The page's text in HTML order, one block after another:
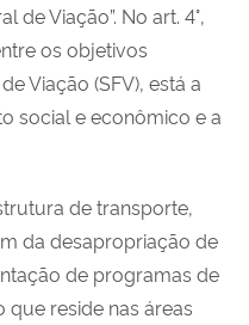
de Viação”. No art. 4°,
os objetivos
Viação (SFV), está a
social e econômico e a
de transporte,
da desapropriação de
de programas de
reside nas áreas